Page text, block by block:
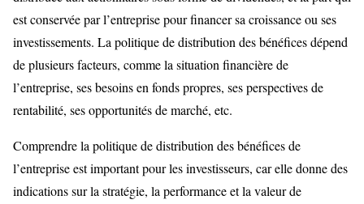
est conservée par l’entreprise pour financer sa croissance ou ses
investissements. La politique de distribution des bénéfices dépend
de plusieurs facteurs, comme la situation financière de
l’entreprise, ses besoins en fonds propres, ses perspectives de
rentabilité, ses opportunités de marché, etc.
Comprendre la politique de distribution des bénéfices de
l’entreprise est important pour les investisseurs, car elle donne des
indications sur la stratégie, la performance et la valeur de